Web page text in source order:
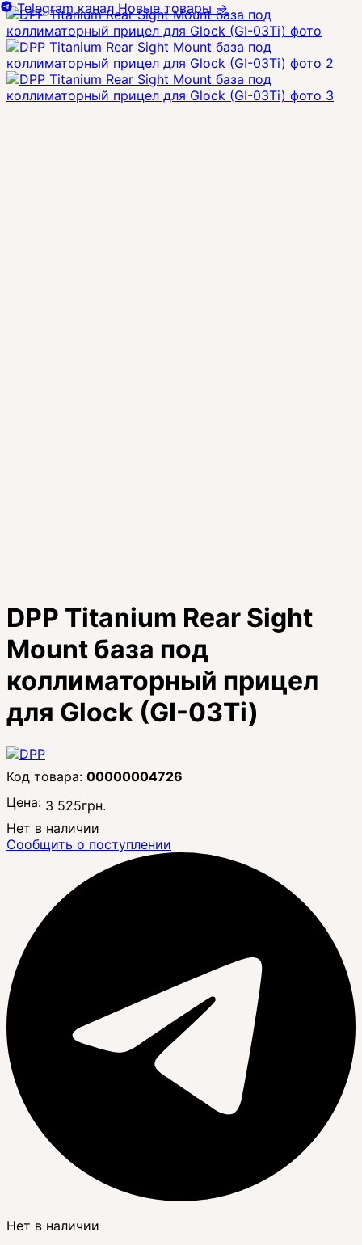
DPP Titanium Rear Sight
Mount база под
коллиматорный прицел
для Glock (GI-03Ti)
00000004726
Цена: 3 525грн.
Нет в наличии
Сообщить о поступлении
Нет в наличии
Telegram канал Новые товары →